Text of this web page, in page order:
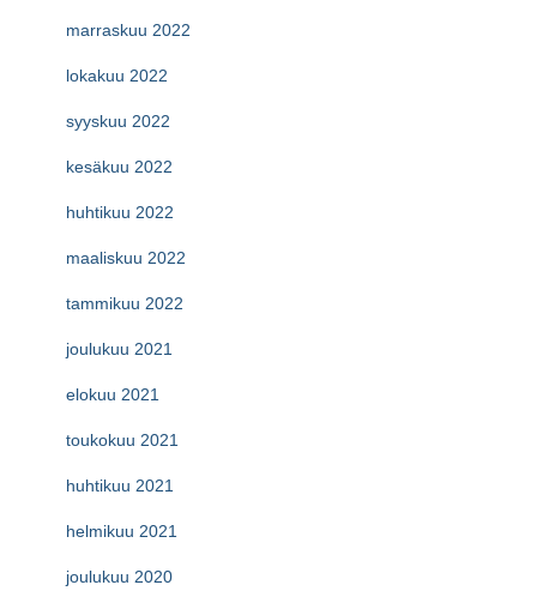
marraskuu 2022
lokakuu 2022
syyskuu 2022
kesäkuu 2022
huhtikuu 2022
maaliskuu 2022
tammikuu 2022
joulukuu 2021
elokuu 2021
toukokuu 2021
huhtikuu 2021
helmikuu 2021
joulukuu 2020